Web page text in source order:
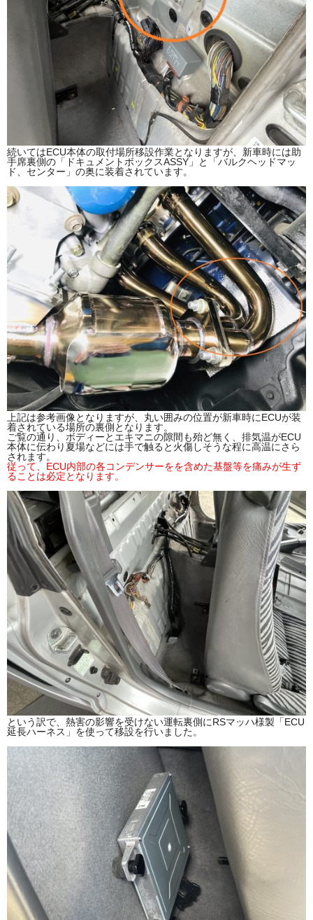
続いてはECU本体の取付場所移設作業となりますが、新車時には助
手席裏側の「ドキュメントボックスASSY」と「バルクヘッドマッ
ド、センター」の奥に装着されています。
上記は参考画像となりますが、丸い囲みの位置が新車時にECUが装
着されている場所の裏側となります。
ご覧の通り、ボディーとエキマニの隙間も殆ど無く、排気温がECU
本体に伝わり夏場などには手で触ると火傷しそうな程に高温にさら
されます。
従って、ECU内部の各コンデンサーをを含めた基盤等を痛みが生ず
ることは必定となります。
という訳で、熱害の影響を受けない運転裏側にRSマッハ様製「ECU
延長ハーネス」を使って移設を行いました。